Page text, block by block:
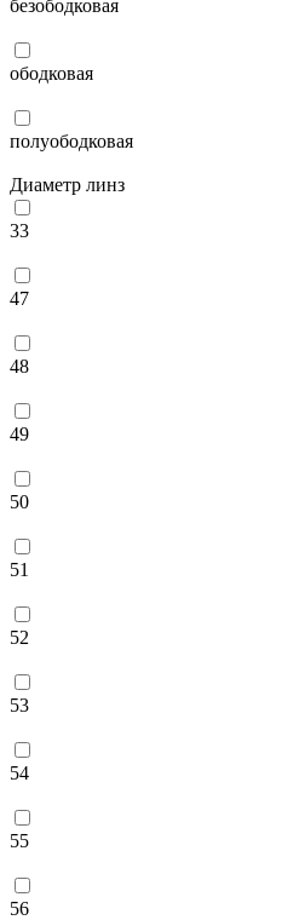
безободковая
ободковая
полуободковая
Диаметр линз
33
47
48
49
50
51
52
53
54
55
56